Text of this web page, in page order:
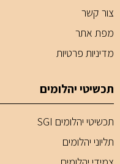
צור קשר
מפת אתר
מדיניות פרטיות
תכשיטי יהלומים
תכשיטי יהלומים SGI
תליוני יהלומים